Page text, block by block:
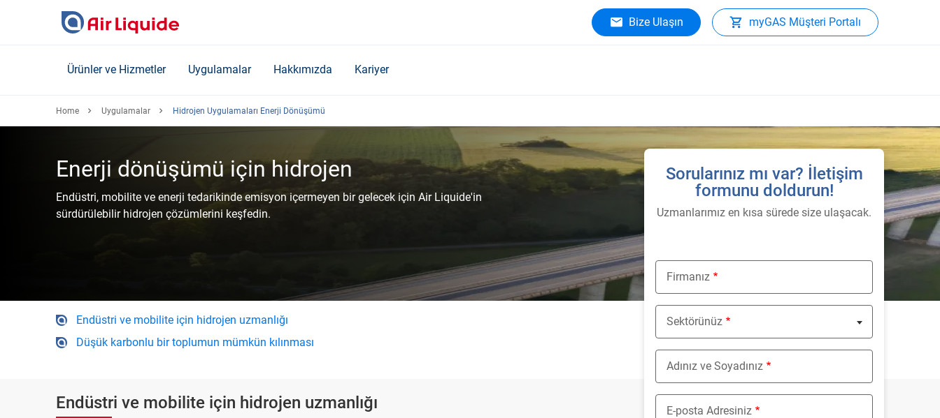
Bize Ulaşın myGAS Müşteri Portalı
Ürünler ve Hizmetler Uygulamalar Hakkımızda Kariyer
Home Uygulamalar Hidrojen Uygulamaları Enerji Dönüşümü
Enerji dönüşümü için hidrojen
Endüstri, mobilite ve enerji tedarikinde emisyon içermeyen bir gelecek için Air Liquide'in
sürdürülebilir hidrojen çözümlerini keşfedin.
Endüstri ve mobilite için hidrojen uzmanlığı
Düşük karbonlu bir toplumun mümkün kılınması
Endüstri ve mobilite için hidrojen uzmanlığı
Sorularınız mı var? İletişim
formunu doldurun!
Uzmanlarımız en kısa sürede size ulaşacak.
Firmanız
Sektörünüz
Nothing selected
Adınız ve Soyadınız
E-posta Adresiniz